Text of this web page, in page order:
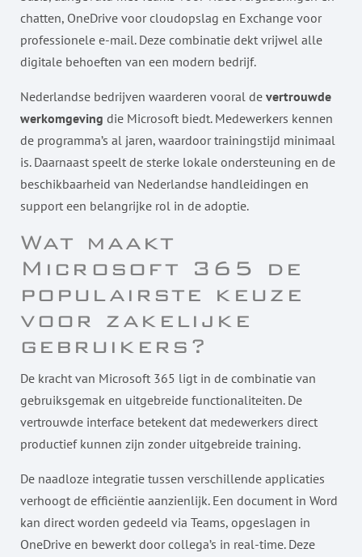
chatten, OneDrive voor cloudopslag en Exchange voor
professionele e-mail. Deze combinatie dekt vrijwel alle
digitale behoeften van een modern bedrijf.
Nederlandse bedrijven waarderen vooral de vertrouwde
werkomgeving die Microsoft biedt. Medewerkers kennen
de programma’s al jaren, waardoor trainingstijd minimaal
is. Daarnaast speelt de sterke lokale ondersteuning en de
beschikbaarheid van Nederlandse handleidingen en
support een belangrijke rol in de adoptie.
Wat maakt
Microsoft 365 de
populairste keuze
voor zakelijke
gebruikers?
De kracht van Microsoft 365 ligt in de combinatie van
gebruiksgemak en uitgebreide functionaliteiten. De
vertrouwde interface betekent dat medewerkers direct
productief kunnen zijn zonder uitgebreide training.
De naadloze integratie tussen verschillende applicaties
verhoogt de efficiëntie aanzienlijk. Een document in Word
kan direct worden gedeeld via Teams, opgeslagen in
OneDrive en bewerkt door collega’s in real-time. Deze